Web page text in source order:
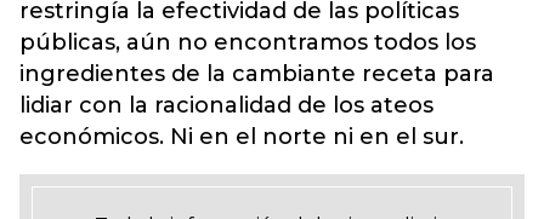
restringía la efectividad de las políticas
públicas, aún no encontramos todos los
ingredientes de la cambiante receta para
lidiar con la racionalidad de los ateos
económicos. Ni en el norte ni en el sur.